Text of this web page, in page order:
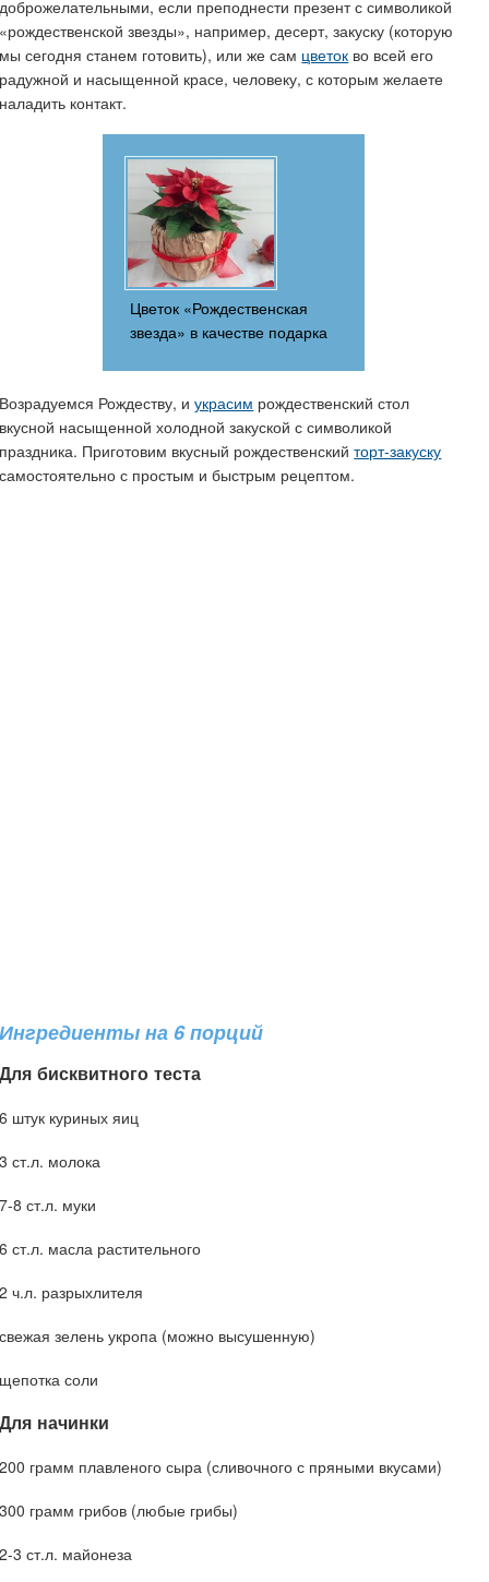
доброжелательными, если преподнести презент с символикой
«рождественской звезды», например, десерт, закуску (которую
мы сегодня станем готовить), или же сам цветок во всей его
радужной и насыщенной красе, человеку, с которым желаете
наладить контакт.
Цветок «Рождественская
звезда» в качестве подарка
Возрадуемся Рождеству, иукрасим рождественский стол
вкусной насыщенной холодной закуской с символикой
праздника. Приготовим вкусный рождественскийторт-закуску
самостоятельно с простым и быстрым рецептом.
Ингредиенты на 6 порций
Для бисквитного теста
6 штук куриных яиц
3 ст.л. молока
7-8 ст.л. муки
6 ст.л. масла растительного
2 ч.л. разрыхлителя
свежая зелень укропа (можно высушенную)
щепотка соли
Для начинки
200 грамм плавленого сыра (сливочного с пряными вкусами)
300 грамм грибов (любые грибы)
2-3 ст.л. майонеза